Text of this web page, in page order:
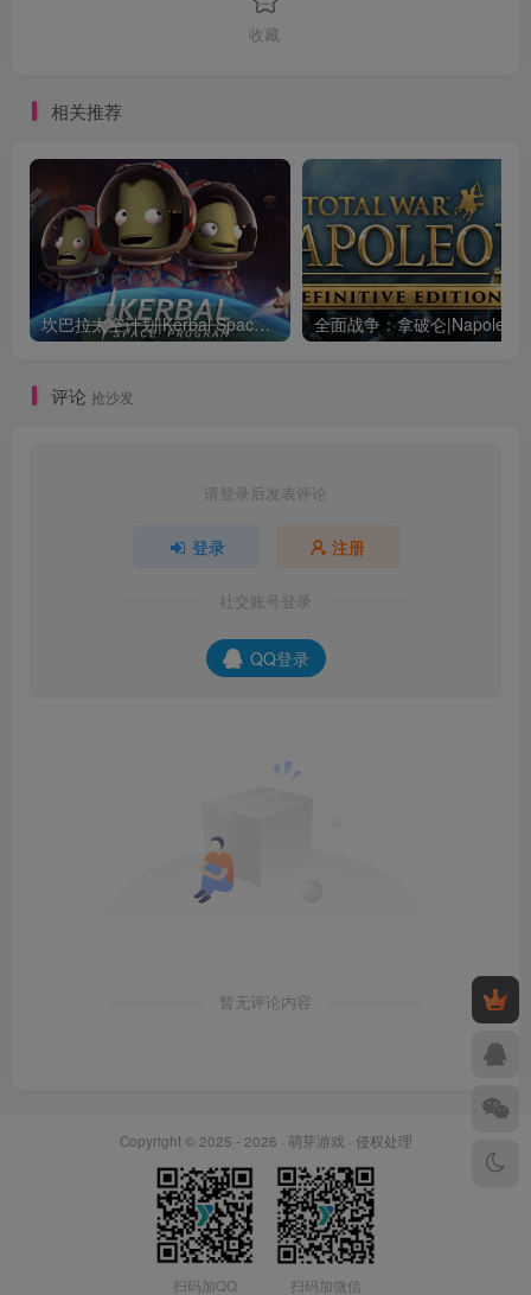
收藏
相关推荐
坎巴拉太空计划|Kerbal Space Program|1.12.5.3190|整合全DLC
评论 抢沙发
请登录后发表评论
登录 注册
社交账号登录
QQ登录
暂无评论内容
Copyright © 2025 - 2026 · 萌芽游戏 · 侵权处理
扫码加QQ 扫码加微信